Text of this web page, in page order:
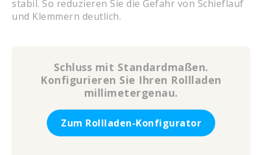
stabil. So reduzieren Sie die Gefahr von Schieflauf
und Klemmern deutlich.
Schluss mit Standardmaßen.
Konfigurieren Sie Ihren Rollladen
millimetergenau.
Zum Rollladen-Konfigurator